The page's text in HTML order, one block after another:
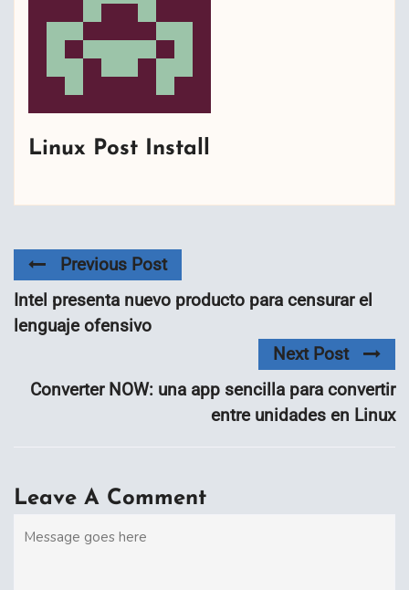
Linux Post Install
Previous Post
Intel presenta nuevo producto para censurar el
lenguaje ofensivo
Next Post
Converter NOW: una app sencilla para convertir
entre unidades en Linux
Leave A Comment